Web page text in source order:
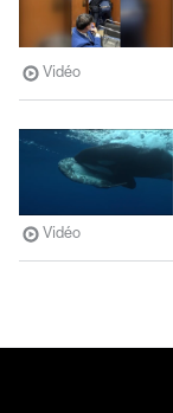
Vidéo
Vidéo